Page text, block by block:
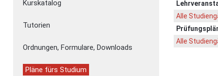
Kurskatalog
Tutorien
Ordnungen, Formulare, Downloads
Pläne fürs Studium
Alle
Alle